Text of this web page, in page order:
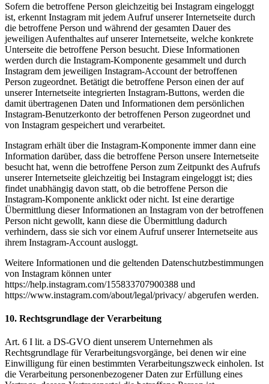
Sofern die betroffene Person gleichzeitig bei Instagram eingeloggt
ist, erkennt Instagram mit jedem Aufruf unserer Internetseite durch
die betroffene Person und während der gesamten Dauer des
jeweiligen Aufenthaltes auf unserer Internetseite, welche konkrete
Unterseite die betroffene Person besucht. Diese Informationen
werden durch die Instagram-Komponente gesammelt und durch
Instagram dem jeweiligen Instagram-Account der betroffenen
Person zugeordnet. Betätigt die betroffene Person einen der auf
unserer Internetseite integrierten Instagram-Buttons, werden die
damit übertragenen Daten und Informationen dem persönlichen
Instagram-Benutzerkonto der betroffenen Person zugeordnet und
von Instagram gespeichert und verarbeitet.
Instagram erhält über die Instagram-Komponente immer dann eine
Information darüber, dass die betroffene Person unsere Internetseite
besucht hat, wenn die betroffene Person zum Zeitpunkt des Aufrufs
unserer Internetseite gleichzeitig bei Instagram eingeloggt ist; dies
findet unabhängig davon statt, ob die betroffene Person die
Instagram-Komponente anklickt oder nicht. Ist eine derartige
Übermittlung dieser Informationen an Instagram von der betroffenen
Person nicht gewollt, kann diese die Übermittlung dadurch
verhindern, dass sie sich vor einem Aufruf unserer Internetseite aus
ihrem Instagram-Account ausloggt.
Weitere Informationen und die geltenden Datenschutzbestimmungen
von Instagram können unter
https://help.instagram.com/155833707900388 und
https://www.instagram.com/about/legal/privacy/ abgerufen werden.
10. Rechtsgrundlage der Verarbeitung
Art. 6 I lit. a DS-GVO dient unserem Unternehmen als
Rechtsgrundlage für Verarbeitungsvorgänge, bei denen wir eine
Einwilligung für einen bestimmten Verarbeitungszweck einholen. Ist
die Verarbeitung personenbezogener Daten zur Erfüllung eines